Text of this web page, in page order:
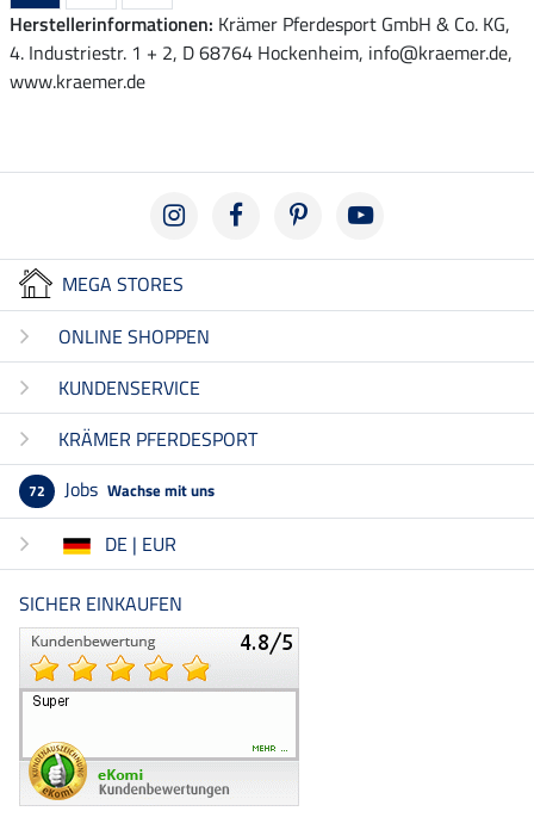
Herstellerinformationen: Krämer Pferdesport GmbH & Co. KG,
4. Industriestr. 1 + 2, D 68764 Hockenheim, info@kraemer.de,
www.kraemer.de
MEGA STORES
ONLINE SHOPPEN
KUNDENSERVICE
KRÄMER PFERDESPORT
72 Jobs Wachse mit uns
DE | EUR
SICHER EINKAUFEN